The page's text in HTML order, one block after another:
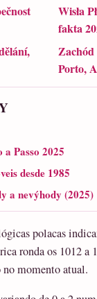
Wisła
fakta
Zachód
Porto,
Passo 2025
desde 1985
a nevýhody (2025)
polacas
ronda os 1012
momento atual.